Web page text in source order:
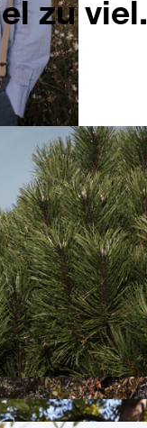
zu viel.